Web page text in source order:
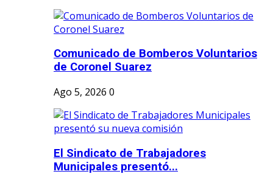
Comunicado de Bomberos Voluntarios
de Coronel Suarez
Ago 5, 2026 0
El Sindicato de Trabajadores
Municipales presentó...